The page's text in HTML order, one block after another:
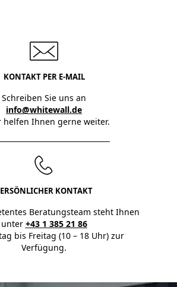
KONTAKT PER E-MAIL
Schreiben Sie uns an
info@whitewall.de
Ihnen gerne weiter.
KONTAKT
Beratungsteam steht Ihnen
unter +43 1 385 21 86
bis Freitag (10 – 18 Uhr) zur
Verfügung.